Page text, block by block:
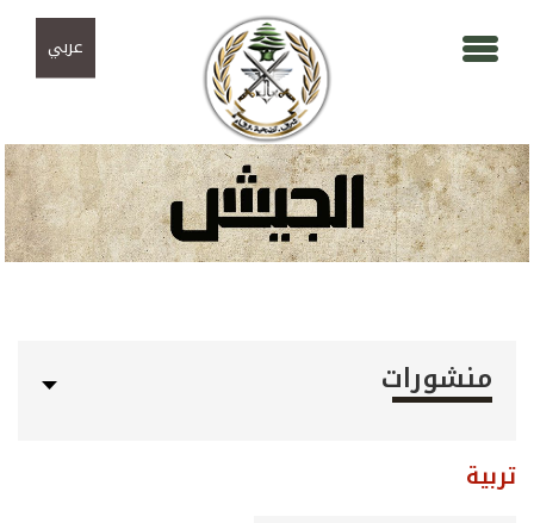
عربي
منشورات
تربية